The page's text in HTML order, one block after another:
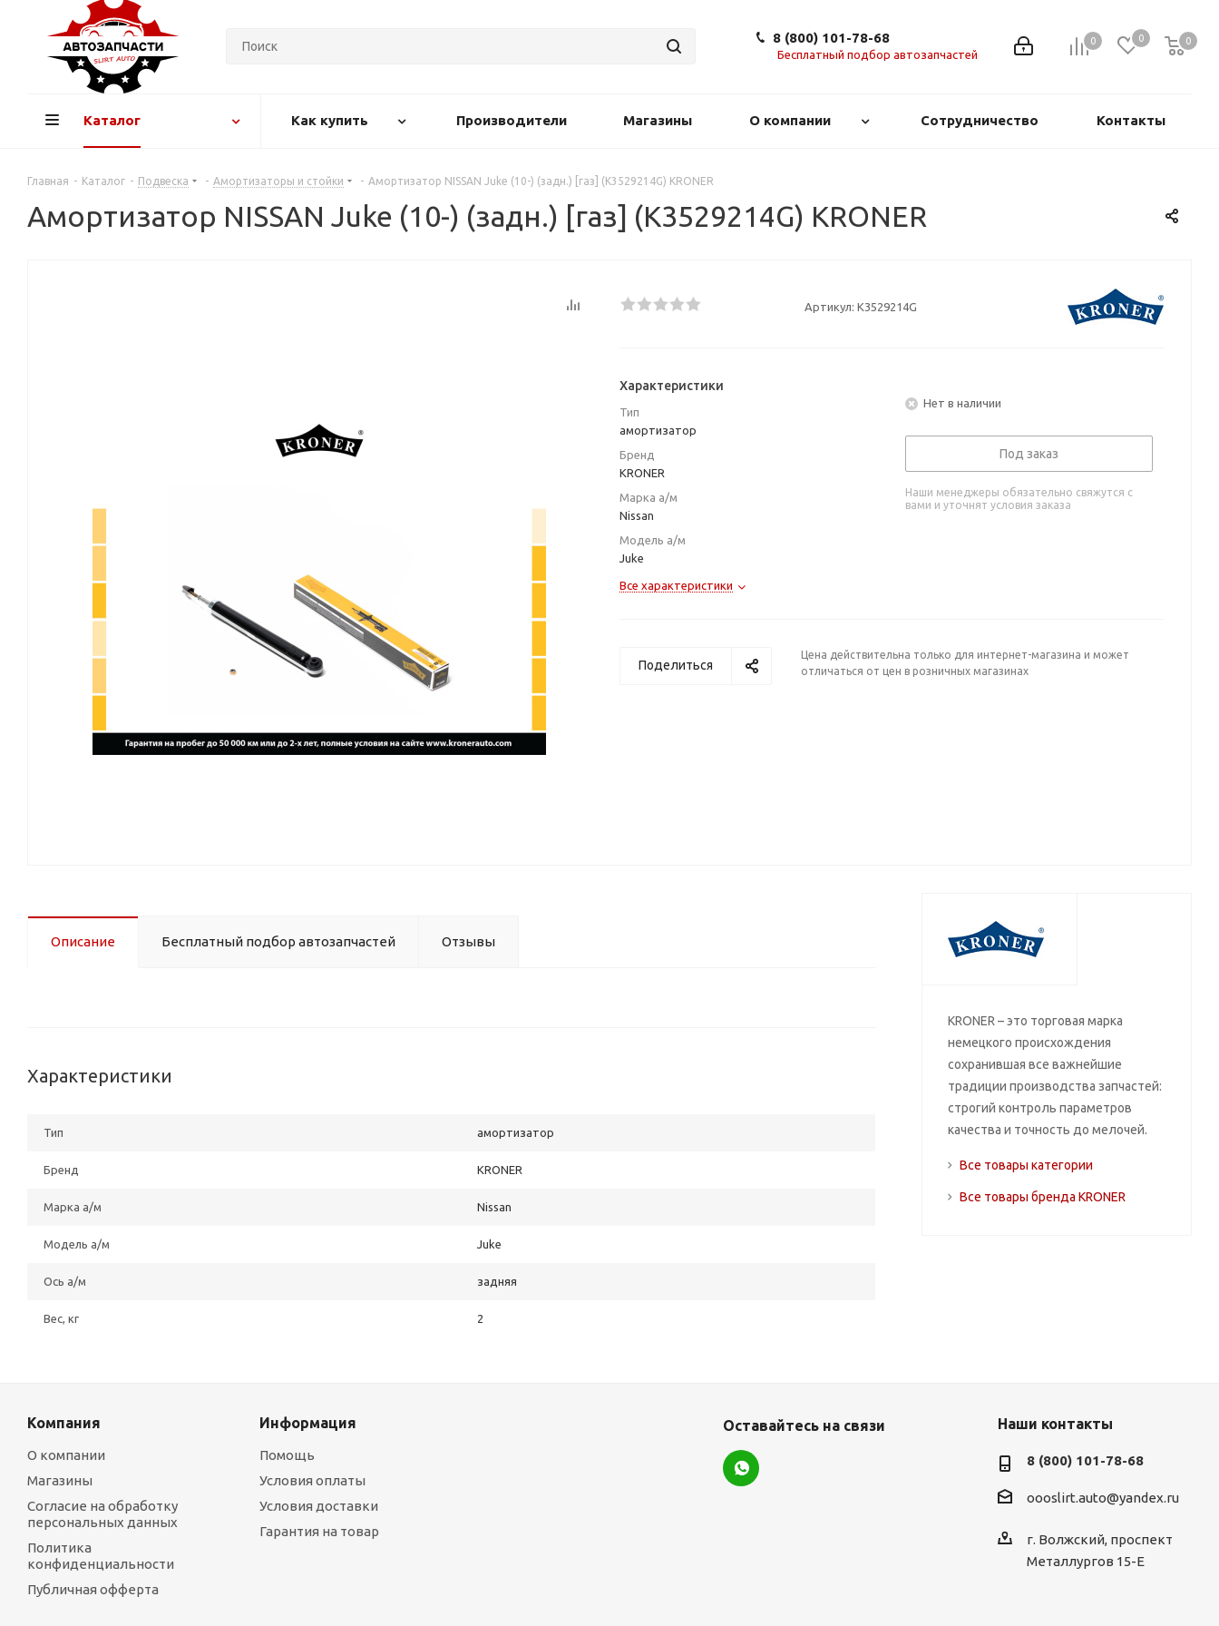
0 0 0
0
8 (800) 101-78-68
Бесплатный подбор автозапчастей
Каталог Как купить Производители Магазины О компании Сотрудничество Контакты
Главная - Каталог - Подвеска - Амортизаторы и стойки - Амортизатор NISSAN Juke (10-) (задн.) [газ] (K3529214G) KRONER
Амортизатор NISSAN Juke (10-) (задн.) [газ] (K3529214G) KRONER
Артикул: K3529214G
Характеристики
Тип
амортизатор
Бренд
KRONER
Марка а/м
Nissan
Модель а/м
Juke
Все характеристики
Нет в наличии
Под заказ
Наши менеджеры обязательно свяжутся с
вами и уточнят условия заказа
Поделиться
Цена действительна только для интернет-магазина и может
отличаться от цен в розничных магазинах
Описание Бесплатный подбор автозапчастей Отзывы
Характеристики
Тип амортизатор
Бренд KRONER
Марка а/м Nissan
Модель а/м Juke
Ось а/м задняя
Вес, кг 2
KRONER – это торговая марка
немецкого происхождения
сохранившая все важнейшие
традиции производства запчастей:
строгий контроль параметров
качества и точность до мелочей.
Все товары категории
Все товары бренда KRONER
Компания
О компании
Магазины
Согласие на обработку
персональных данных
Политика
конфиденциальности
Публичная офферта
Информация
Помощь
Условия оплаты
Условия доставки
Гарантия на товар
Оставайтесь на связи Наши контакты
8 (800) 101-78-68
oooslirt.auto@yandex.ru
г. Волжский, проспект
Металлургов 15-Е